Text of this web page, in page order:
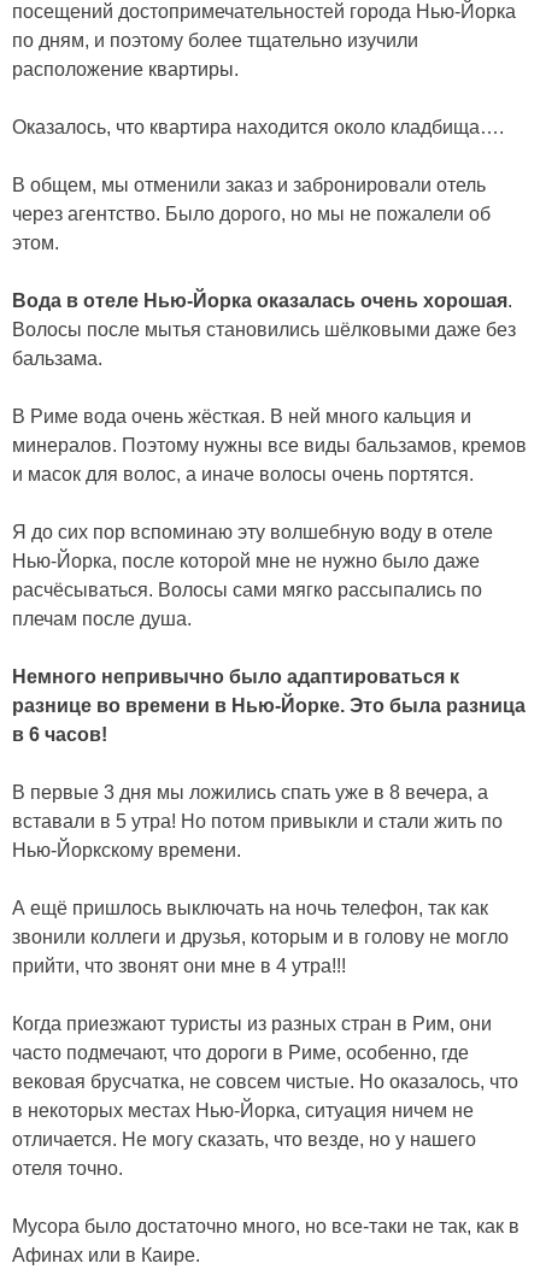
посещений достопримечательностей города Нью-Йорка
по дням, и поэтому более тщательно изучили
расположение квартиры.
Оказалось, что квартира находится около кладбища….
В общем, мы отменили заказ и забронировали отель
через агентство. Было дорого, но мы не пожалели об
этом.
Вода в отеле Нью-Йорка оказалась очень хорошая.
Волосы после мытья становились шёлковыми даже без
бальзама.
В Риме вода очень жёсткая. В ней много кальция и
минералов. Поэтому нужны все виды бальзамов, кремов
и масок для волос, а иначе волосы очень портятся.
Я до сих пор вспоминаю эту волшебную воду в отеле
Нью-Йорка, после которой мне не нужно было даже
расчёсываться. Волосы сами мягко рассыпались по
плечам после душа.
Немного непривычно было адаптироваться к
разнице во времени в Нью-Йорке. Это была разница
в 6 часов!
В первые 3 дня мы ложились спать уже в 8 вечера, а
вставали в 5 утра! Но потом привыкли и стали жить по
Нью-Йоркскому времени.
А ещё пришлось выключать на ночь телефон, так как
звонили коллеги и друзья, которым и в голову не могло
прийти, что звонят они мне в 4 утра!!!
Когда приезжают туристы из разных стран в Рим, они
часто подмечают, что дороги в Риме, особенно, где
вековая брусчатка, не совсем чистые. Но оказалось, что
в некоторых местах Нью-Йорка, ситуация ничем не
отличается. Не могу сказать, что везде, но у нашего
отеля точно.
Мусора было достаточно много, но все-таки не так, как в
Афинах или в Каире.